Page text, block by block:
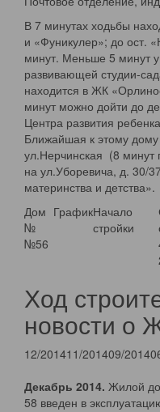
В 7 минутах ходьбы
и «Фуникулер»; до ост.
минут. Меньше 5 минут
развивающей студии-
находится в ЖК
минут можно дойти до
Центра развития
Ближайшая к этому
ул.Нерчинская (8 минут
на ул.Уборевича, д. 30/
материнства и детства».
Дом
№
ГрафикНачало
стройки
№56
Ход
новости о
12/201411/201409/2014
Декабрь 2014. Жилой
58 введен в